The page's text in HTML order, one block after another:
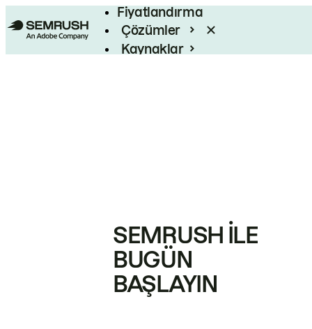
Fiyatlandırma
Çözümler
Kaynaklar
SEMRUSH ILE
BUGÜN
BAŞLAYIN